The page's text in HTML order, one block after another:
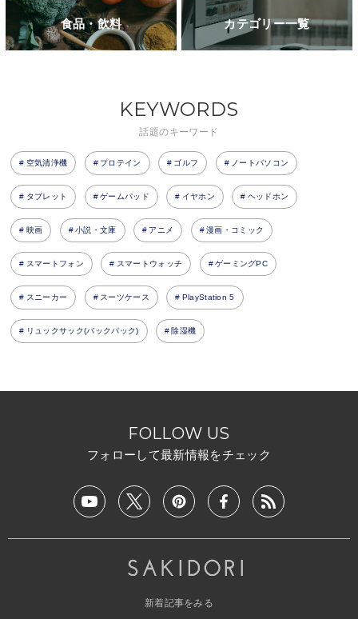
食品・飲料 カテゴリー一覧
KEYWORDS
話題のキーワード
空気清浄機 プロテイン ゴルフ ノートパソコン
タブレット ゲームパッド イヤホン ヘッドホン
映画 小説・文庫 アニメ 漫画・コミック
スマートフォン スマートウォッチ ゲーミングPC
スニーカー スーツケース PlayStation 5
リュックサック(バックパック) 除湿機
FOLLOW US
フォローして最新情報をチェック
新着記事をみる